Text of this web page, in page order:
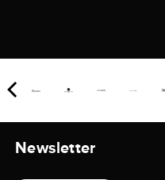
Newsletter